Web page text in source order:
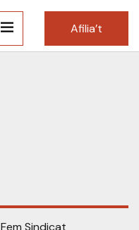
Afilia’t
Fem Sindicat